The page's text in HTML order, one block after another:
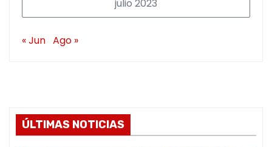
julio 2023
« Jun Ago »
ÚLTIMAS NOTICIAS